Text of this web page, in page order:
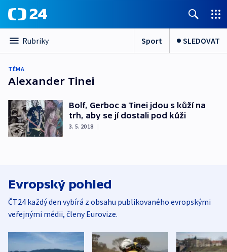
Rubriky Sport SLEDOVAT
TÉMA
Alexander Tinei
Bolf, Gerboc a Tinei jdou s kůží na
trh, aby se jí dostali pod kůži
3. 5. 2018 |
Evropský pohled
ČT24 každý den vybírá z obsahu publikovaného evropskými
veřejnými médii, členy Eurovize.